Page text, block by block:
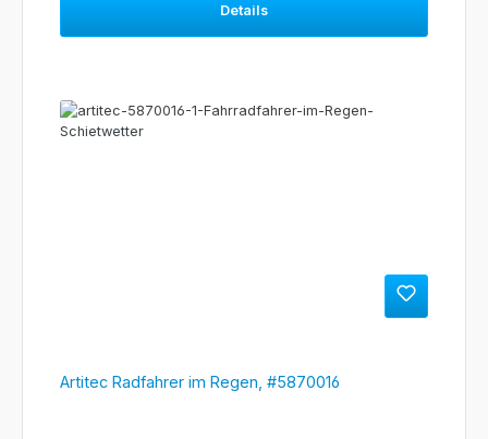
Details
Artitec Radfahrer im Regen, #5870016